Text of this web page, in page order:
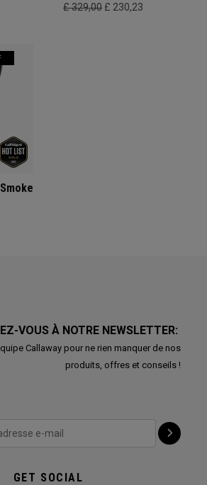
£ 329,00 £ 230,23
VOUS À NOTRE NEWSLETTER:
Callaway pour ne rien manquer de nos
produits, offres et conseils !
GET SOCIAL